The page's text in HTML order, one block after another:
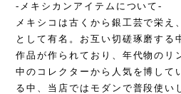
-メキシカンアイテムについて-
メキシコは古くから銀工芸で栄え
として有名。お互い切磋琢磨する
作品が作られており、年代物のリ
中のコレクターから人気を博して
る中、当店ではモダンで普段使い